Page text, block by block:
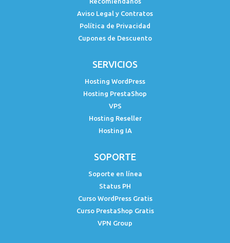
Aviso Legal y Contratos
Política de Privacidad
Cupones de Descuento
SERVICIOS
Hosting WordPress
Hosting PrestaShop
VPS
Hosting Reseller
Hosting IA
SOPORTE
Soporte en línea
Status PH
Curso WordPress Gratis
Curso PrestaShop Gratis
VPN Group